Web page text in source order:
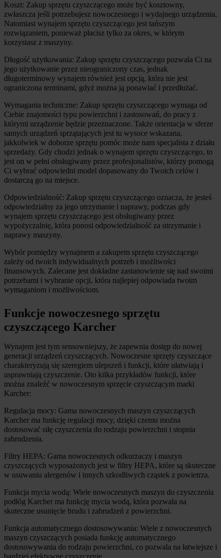
Koszt: Zakup sprzętu czyszczącego może być kosztowny,
zwłaszcza jeśli potrzebujesz nowoczesnego i wydajnego urządzenia.
Natomiast wynajem sprzętu czyszczącego jest tańszym
rozwiązaniem, ponieważ płacisz tylko za okres, w którym
korzystasz z maszyny.
Długość użytkowania: Zakup sprzętu czyszczącego pozwala Ci na
jego użytkowanie przez nieograniczony czas, jednak
długoterminowy wynajem również jest opcją, która nie jest
ograniczona terminami, gdyż można ją ponawiać i przedłużać.
Wymagania techniczne: Zakup sprzętu czyszczącego wymaga od
Ciebie znajomości typu powierzchni i zastosowań, do pracy z
którymi urządzenie będzie przeznaczone. Także orientacja w sferze
samych urządzeń sprzątających jest tu wysoce wskazana,
jakkolwiek w doborze sprzętu pomóc może nam specjalista z działu
sprzedaży. Gdy chodzi jednak o wynajem sprzętu czyszczącego, to
jest on w pełni obsługiwany przez profesjonalistów, którzy pomogą
Ci wybrać odpowiedni model dopasowany do Twoich celów i
dostarczą go na miejsce.
Odpowiedzialność: Zakup sprzętu czyszczącego oznacza, że jesteś
odpowiedzialny za jego utrzymanie i naprawy, podczas gdy
wynajem sprzętu czyszczącego jest obsługiwany przez
wypożyczalnię, która ponosi odpowiedzialność za utrzymanie i
naprawy maszyny.
Wybór pomiędzy wynajmem a zakupem sprzętu czyszczącego
zależy od twoich indywidualnych potrzeb i możliwości
finansowych. Zalecane jest dokładne zastanowienie się nad swoimi
potrzebami i wybranie opcji, która najlepiej odpowiada twoim
wymaganiom i możliwościom.
Funkcje nowoczesnego sprzętu
czyszczącego Karcher
Wynajem jest tym sensowniejszy, że zapewnia dostęp do nowej
generacji urządzeń czyszczących. Nowoczesne sprzęty czyszczące
charakteryzują się szeregiem ulepszeń i funkcji, które ułatwiają i
usprawniają czyszczenie. Oto kilka przykładów funkcji, które
można znaleźć w nowoczesnym sprzęcie czyszczącym marki
Karcher:
Regulacja mocy: Gama nowoczesnych maszyn czyszczących
Karcher ma funkcję regulacji mocy, dzięki czemu można
dostosować siłę czyszczenia do rodzaju powierzchni i stopnia
zabrudzenia.
Filtry HEPA: Gama nowoczesnych odkurzaczy i maszyn
czyszczących wyposażonych jest w filtry HEPA, które są skuteczne
w usuwaniu alergenów i innych szkodliwych cząstek z powietrza.
Funkcja mycia wodą: Wiele nowoczesnych maszyn do czyszczenia
podłóg Karcher ma funkcję mycia wodą, która pozwala na
skuteczne usunięcie brudu i zabrudzeń z powierzchni.
Funkcja automatycznego dostosowywania: Wiele z nowoczesnych
maszyn czyszczących posiada funkcję automatycznego
dostosowywania do rodzaju powierzchni, co pozwala na łatwiejsze i